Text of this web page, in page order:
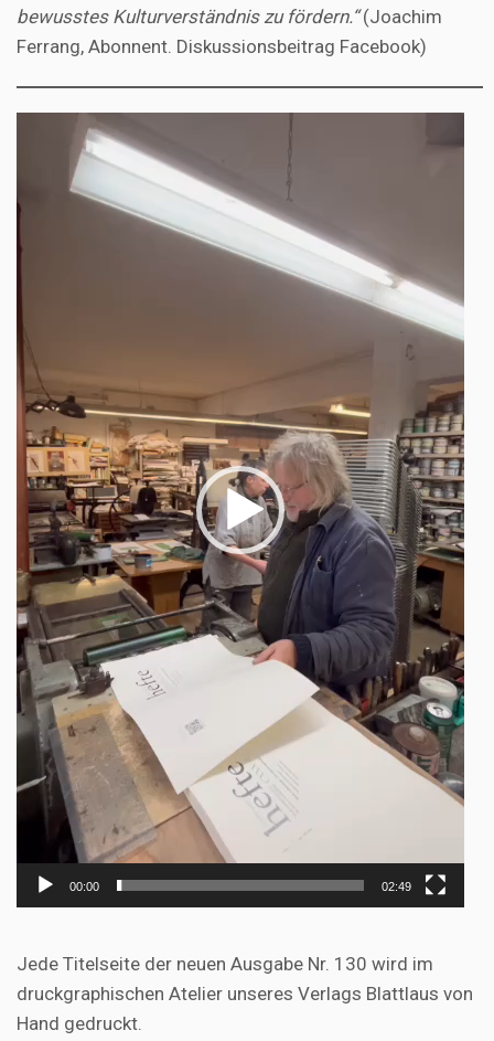
bewusstes Kulturverständnis zu fördern.“(Joachim
Ferrang, Abonnent. Diskussionsbeitrag Facebook)
00:00 02:49
Jede Titelseite der neuen Ausgabe Nr. 130 wird im
druckgraphischen Atelier unseres Verlags Blattlaus von
Hand gedruckt.